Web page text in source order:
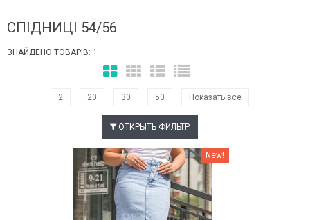
СПІДНИЦІ 54/56
ЗНАЙДЕНО ТОВАРІВ: 1
2 20 30 50 Показать все
ОТКРЫТЬ ФИЛЬТР
Наклейки Варіант з % New!